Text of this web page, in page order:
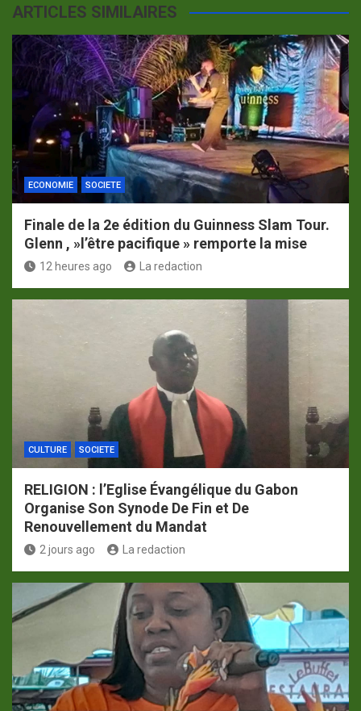
ARTICLES SIMILAIRES
ECONOMIE SOCIETE
Finale de la 2e édition du Guinness Slam Tour.
Glenn , »l’être pacifique » remporte la mise
12 heures ago La redaction
CULTURE SOCIETE
RELIGION : l’Eglise Évangélique du Gabon
Organise Son Synode De Fin et De
Renouvellement du Mandat
2 jours ago La redaction